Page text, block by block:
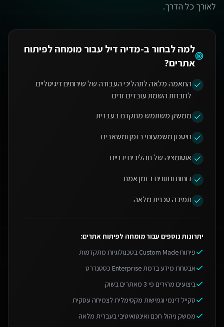
לאורך כל הדרך.
למה לבחור ב-מדיה דיל עבור מומחה לפיתוח
אתרים?
התאמה מלאה לתהליכי העבודה של שירותים דיגיטליים
לחברות השמת עובדים זרים
ממשק משתמש מתקדם בעברית
חיסכון משמעותי בזמן ומשאבים
אוטומציה של תהליכים ידניים
דוחות ונתונים בזמן אמת
תמיכה טכנית מלאה
יתרונות נוספים עבורמומחה לפיתוח אתרים:
פיתוח Custom Made בטכנולוגיות מתקדמות
אבטחת מידע ברמת Enterprise כסטנדרט
ביצועים מהירים פי 3 מאתרים בשוק
סקייל דינמי וגמישות מקסימלית לצמיחה עסקית
ממשק ניהול חכם ואינטואיטיבי בעברית מלאה